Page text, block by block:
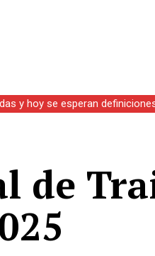
y hoy se esperan definiciones
de